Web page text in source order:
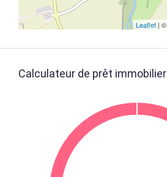
Leaflet | ©
Calculateur de prêt immobilier